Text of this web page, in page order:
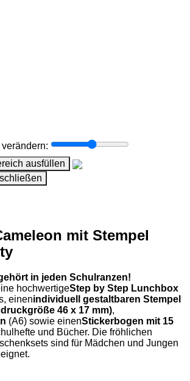
ausfüllen
mit Stempel
in jeden Schulranzen!
hochwertigeStep by Step Lunchbox
einenindividuell gestaltbaren Stempel
46 x 17 mm),
(A6) sowie einenStickerbogen mit 15
und Bücher. Die fröhlichen
sind für Mädchen und Jungen